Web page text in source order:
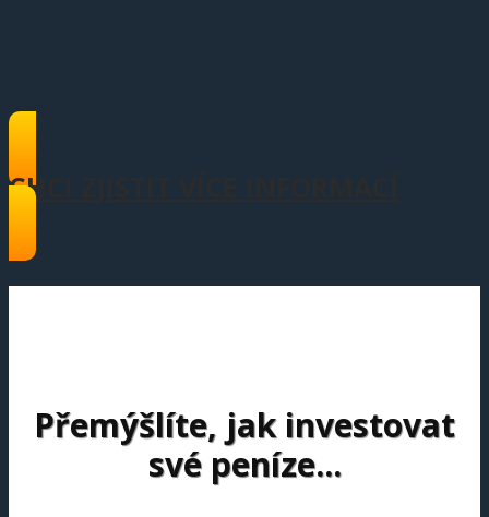
CHCI ZJISTIT VÍCE INFORMACÍ
Přemýšlíte, jak investovat
své peníze...